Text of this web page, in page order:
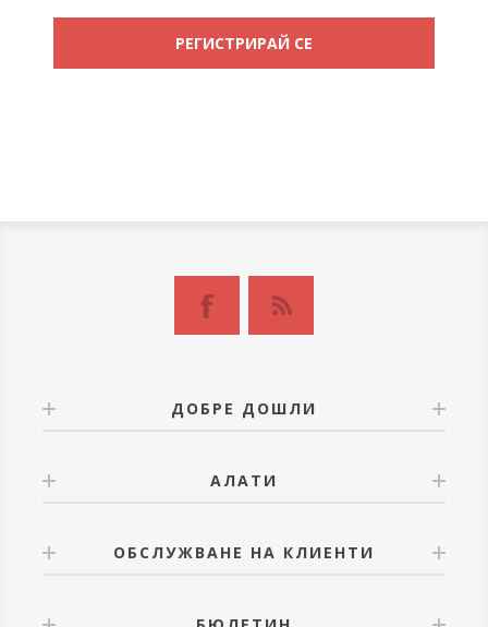
ДОБРЕ ДОШЛИ
АЛАТИ
ОБСЛУЖВАНЕ НА КЛИЕНТИ